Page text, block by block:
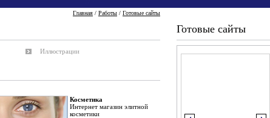
Готовые сайты
Главная / Работы / Готовые сайты
Иллюстрации
Косметика
Интернет магазин элитной
косметики